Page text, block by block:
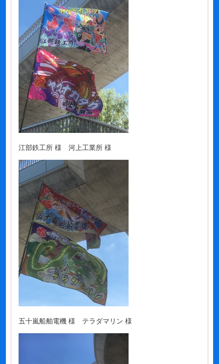
江部鉄工所 様 河上工業所 様
五十嵐船舶電機 様 テラダマリン 様